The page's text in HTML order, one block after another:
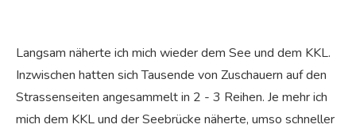
Langsam näherte ich mich wieder dem See und dem KKL.
Inzwischen hatten sich Tausende von Zuschauern auf den
Strassenseiten angesammelt in 2 - 3 Reihen. Je mehr ich
mich dem KKL und der Seebrücke näherte, umso schneller